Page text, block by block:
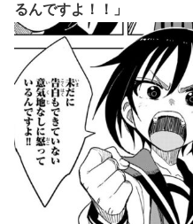
るんですよ！！」